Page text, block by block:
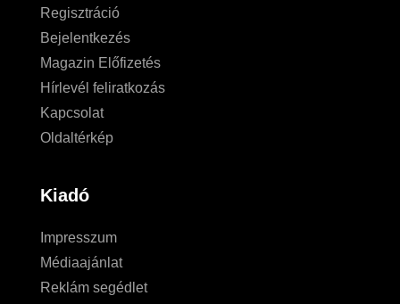
Regisztráció
Bejelentkezés
Magazin Előfizetés
Hírlevél feliratkozás
Kapcsolat
Oldaltérkép
Kiadó
Impresszum
Médiaajánlat
Reklám segédlet